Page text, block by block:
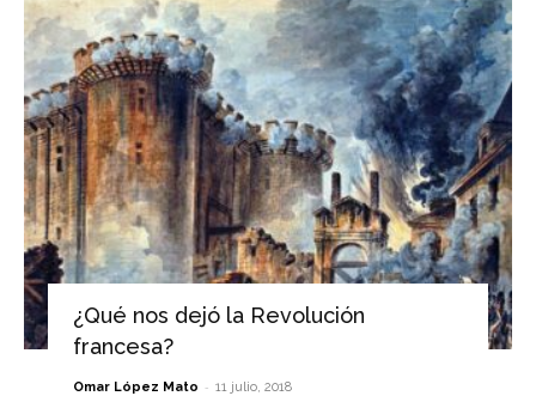
¿Qué nos dejó la Revolución
francesa?
Omar López Mato - 11 julio, 2018